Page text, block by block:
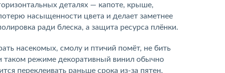
деталях — капоте, крыше,
насыщенности цвета и делает заметнее
ради блеска, а защита ресурса плёнки.
насекомых, смолу и птичий помёт, не бить
таком режиме декоративный винил обычно
переклеивать раньше срока из-за пятен,